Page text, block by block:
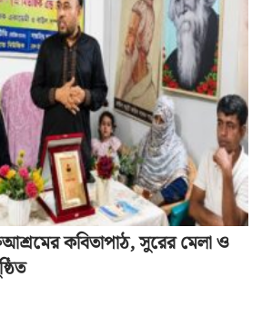
কবিতাপাঠ, সুরের মেলা ও